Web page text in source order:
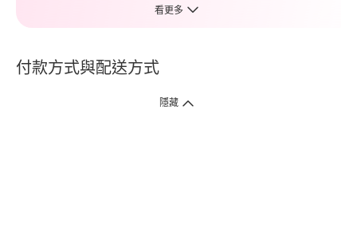
看更多
付款方式與配送方式
隱藏